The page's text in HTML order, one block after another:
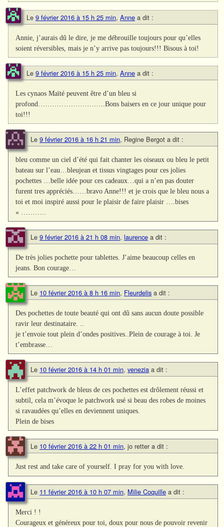
Le 9 février 2016 à 15 h 25 min, Anne a dit :
Annie, j’aurais dû le dire, je me débrouille toujours pour qu’elles
soient réversibles, mais je n’y arrive pas toujours!!! Bisous à toi!
Le 9 février 2016 à 15 h 25 min, Anne a dit :
Les cynaos Maïté peuvent être d’un bleu si
profond………………………..Bons baisers en ce jour unique pour
toi!!!
Le 9 février 2016 à 16 h 21 min, Regine Bergot a dit :
bleu comme un ciel d’été qui fait chanter les oiseaux ou bleu le petit
bateau sur l’eau…bleujean et tissus vingtages pour ces jolies
pochettes …belle idée pour ces cadeaux…qui a n’en pas douter
furent tres appréciés……bravo Anne!!! et je crois que le bleu nous a
toi et moi inspiré aussi pour le plaisir de faire plaisir ….bises
« ………..
Le 9 février 2016 à 21 h 08 min, laurence a dit :
De très jolies pochette pour tablettes. J’aime beaucoup celles en
jeans. Bon courage…
Le 10 février 2016 à 8 h 16 min, Fleurdelis a dit :
Des pochettes de toute beauté qui ont dû sans aucun doute possible
ravir leur destinataire. ..
je t’envoie tout plein d’ondes positives..Plein de courage à toi. Je
t’embrasse…
Le 10 février 2016 à 14 h 01 min, venezia a dit :
L’effet patchwork de bleus de ces pochettes est drôlement réussi et
subtil, cela m’évoque le patchwork usé si beau des robes de moines
si ravaudées qu’elles en deviennent uniques.
Plein de bises
Le 10 février 2016 à 22 h 01 min, jo retter a dit :
Just rest and take care of yourself. I pray for you with love.
Le 11 février 2016 à 10 h 07 min, Milie Coquille a dit :
Merci ! !
Courageux et généreux pour toi, doux pour nous de pouvoir revenir